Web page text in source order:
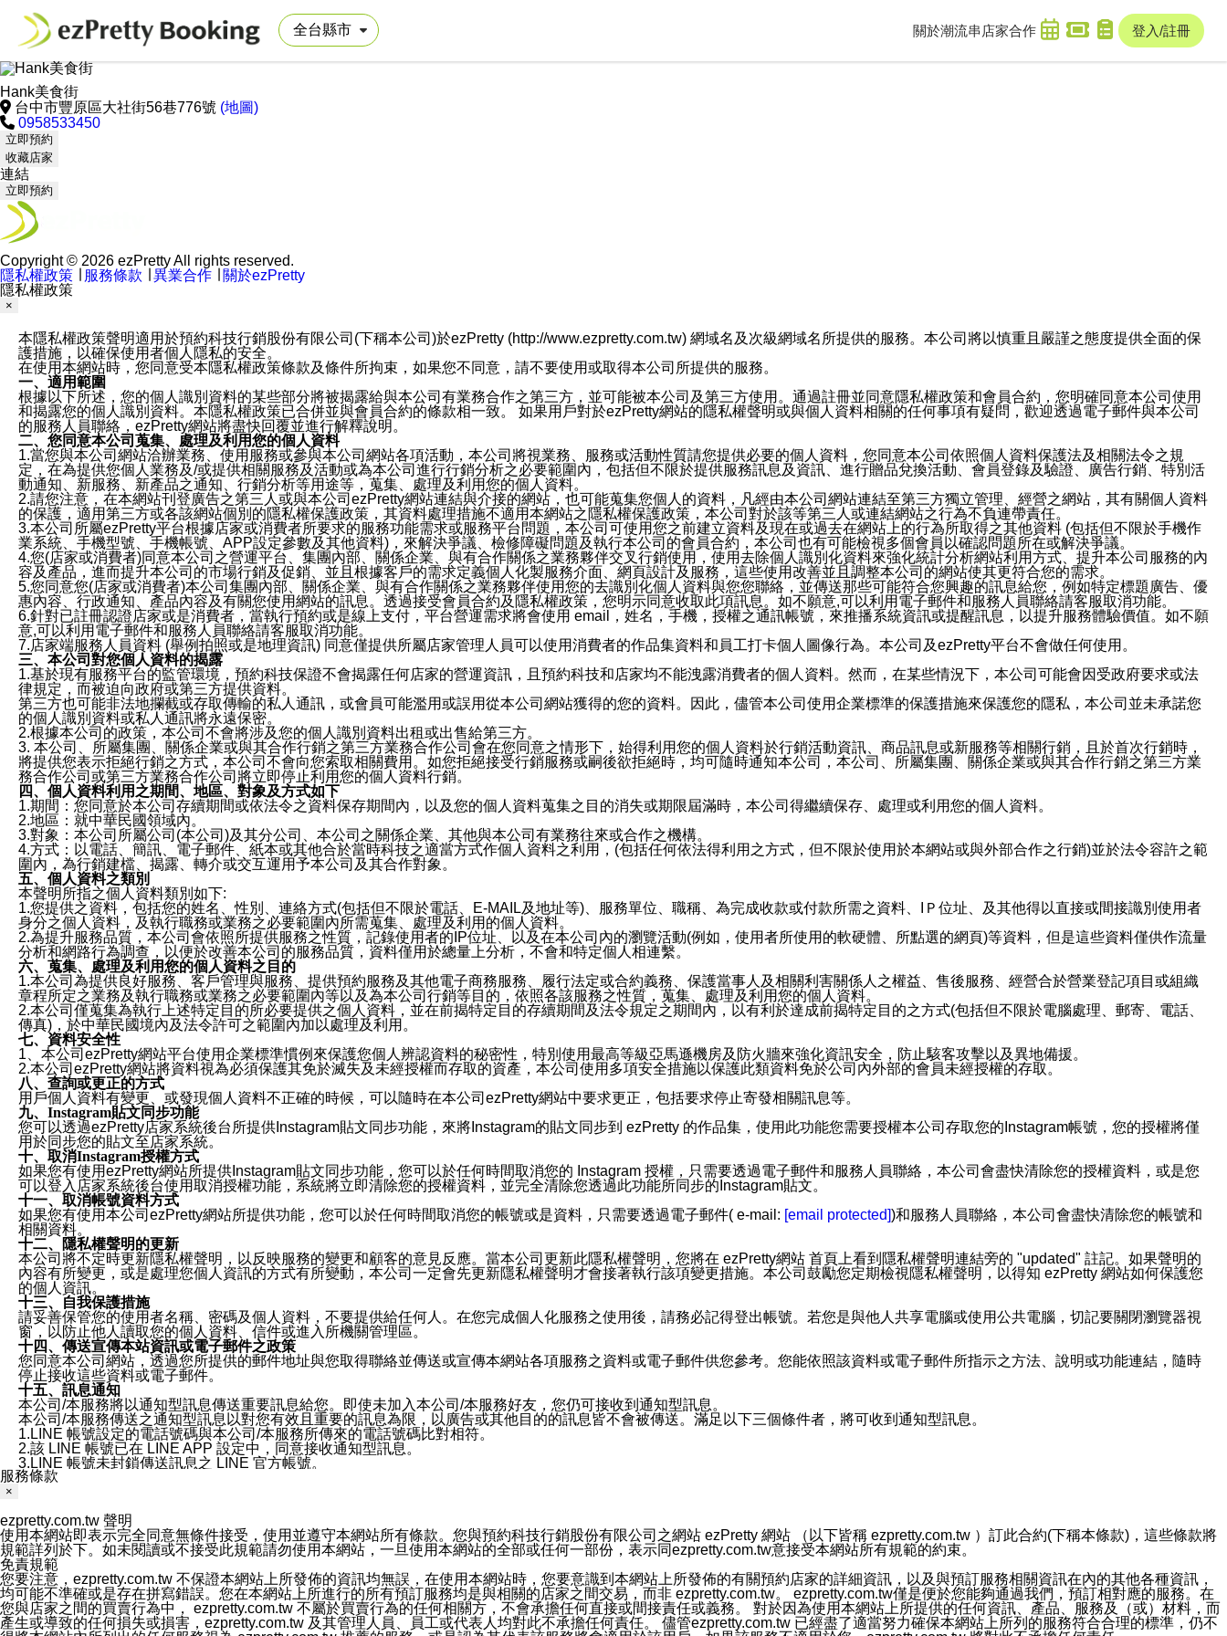
關於潮流串 店家合作 登入/註冊
Hank美食街
台中市豐原區大社街56巷776號 (地圖)
0958533450
立即預約
收藏店家
連結
立即預約
Copyright © 2026 ezPretty All rights reserved.
隱私權政策
服務條款 異業合作
關於ezPretty
隱私權政策
×
本隱私權政策聲明適用於預約科技行銷股份有限公司(下稱本公司)於ezPretty (http://www.ezpretty.com.tw) 網域名及次級網域名所提供的服務。本公司將以慎重且嚴謹之態度提供全面的保
護措施，以確保使用者個人隱私的安全。
在使用本網站時，您同意受本隱私權政策條款及條件所拘束，如果您不同意，請不要使用或取得本公司所提供的服務。
一、適用範圍
根據以下所述，您的個人識別資料的某些部分將被揭露給與本公司有業務合作之第三方，並可能被本公司及第三方使用。通過註冊並同意隱私權政策和會員合約，您明確同意本公司使用
和揭露您的個人識別資料。本隱私權政策已合併並與會員合約的條款相一致。 如果用戶對於ezPretty網站的隱私權聲明或與個人資料相關的任何事項有疑問，歡迎透過電子郵件與本公司
的服務人員聯絡，ezPretty網站將盡快回覆並進行解釋說明。
二、您同意本公司蒐集、處理及利用您的個人資料
1.當您與本公司網站洽辦業務、使用服務或參與本公司網站各項活動，本公司將視業務、服務或活動性質請您提供必要的個人資料，您同意本公司依照個人資料保護法及相關法令之規
定，在為提供您個人業務及/或提供相關服務及活動或為本公司進行行銷分析之必要範圍內，包括但不限於提供服務訊息及資訊、進行贈品兌換活動、會員登錄及驗證、廣告行銷、特別活
動通知、新服務、新產品之通知、行銷分析等用途等，蒐集、處理及利用您的個人資料。
2.請您注意，在本網站刊登廣告之第三人或與本公司ezPretty網站連結與介接的網站，也可能蒐集您個人的資料，凡經由本公司網站連結至第三方獨立管理、經營之網站，其有關個人資料
的保護，適用第三方或各該網站個別的隱私權保護政策，其資料處理措施不適用本網站之隱私權保護政策，本公司對於該等第三人或連結網站之行為不負連帶責任。
3.本公司所屬ezPretty平台根據店家或消費者所要求的服務功能需求或服務平台問題，本公司可使用您之前建立資料及現在或過去在網站上的行為所取得之其他資料 (包括但不限於手機作
業系統、手機型號、手機帳號、APP設定參數及其他資料)，來解決爭議、檢修障礙問題及執行本公司的會員合約，本公司也有可能檢視多個會員以確認問題所在或解決爭議。
4.您(店家或消費者)同意本公司之營運平台、集團內部、關係企業、與有合作關係之業務夥伴交叉行銷使用，使用去除個人識別化資料來強化統計分析網站利用方式、提升本公司服務的內
容及產品，進而提升本公司的市場行銷及促銷、並且根據客戶的需求定義個人化製服務介面、網頁設計及服務，這些使用改善並且調整本公司的網站使其更符合您的需求。
5.您同意您(店家或消費者)本公司集團內部、關係企業、與有合作關係之業務夥伴使用您的去識別化個人資料與您您聯絡，並傳送那些可能符合您興趣的訊息給您，例如特定標題廣告、優
惠內容、行政通知、產品內容及有關您使用網站的訊息。透過接受會員合約及隱私權政策，您明示同意收取此項訊息。如不願意,可以利用電子郵件和服務人員聯絡請客服取消功能。
6.針對已註冊認證店家或是消費者，當執行預約或是線上支付，平台營運需求將會使用 email，姓名，手機，授權之通訊帳號，來推播系統資訊或提醒訊息，以提升服務體驗價值。如不願
意,可以利用電子郵件和服務人員聯絡請客服取消功能。
7.店家端服務人員資料 (舉例拍照或是地理資訊) 同意僅提供所屬店家管理人員可以使用消費者的作品集資料和員工打卡個人圖像行為。本公司及ezPretty平台不會做任何使用。
三、本公司對您個人資料的揭露
1.基於現有服務平台的監管環境，預約科技保證不會揭露任何店家的營運資訊，且預約科技和店家均不能洩露消費者的個人資料。然而，在某些情況下，本公司可能會因受政府要求或法
律規定，而被迫向政府或第三方提供資料。
第三方也可能非法地攔截或存取傳輸的私人通訊，或會員可能濫用或誤用從本公司網站獲得的您的資料。因此，儘管本公司使用企業標準的保護措施來保護您的隱私，本公司並未承諾您
的個人識別資料或私人通訊將永遠保密。
2.根據本公司的政策，本公司不會將涉及您的個人識別資料出租或出售給第三方。
3. 本公司、所屬集團、關係企業或與其合作行銷之第三方業務合作公司會在您同意之情形下，始得利用您的個人資料於行銷活動資訊、商品訊息或新服務等相關行銷，且於首次行銷時，
將提供您表示拒絕行銷之方式，本公司不會向您索取相關費用。如您拒絕接受行銷服務或嗣後欲拒絕時，均可隨時通知本公司，本公司、所屬集團、關係企業或與其合作行銷之第三方業
務合作公司或第三方業務合作公司將立即停止利用您的個人資料行銷。
四、個人資料利用之期間、地區、對象及方式如下
1.期間：您同意於本公司存續期間或依法令之資料保存期間內，以及您的個人資料蒐集之目的消失或期限屆滿時，本公司得繼續保存、處理或利用您的個人資料。
2.地區：就中華民國領域內。
3.對象：本公司所屬公司(本公司)及其分公司、本公司之關係企業、其他與本公司有業務往來或合作之機構。
4.方式：以電話、簡訊、電子郵件、紙本或其他合於當時科技之適當方式作個人資料之利用，(包括任何依法得利用之方式，但不限於使用於本網站或與外部合作之行銷)並於法令容許之範
圍內，為行銷建檔、揭露、轉介或交互運用予本公司及其合作對象。
五、個人資料之類別
本聲明所指之個人資料類別如下:
1.您提供之資料，包括您的姓名、性別、連絡方式(包括但不限於電話、E-MAIL及地址等)、服務單位、職稱、為完成收款或付款所需之資料、IＰ位址、及其他得以直接或間接識別使用者
身分之個人資料，及執行職務或業務之必要範圍內所需蒐集、處理及利用的個人資料。
2.為提升服務品質，本公司會依照所提供服務之性質，記錄使用者的IP位址、以及在本公司內的瀏覽活動(例如，使用者所使用的軟硬體、所點選的網頁)等資料，但是這些資料僅供作流量
分析和網路行為調查，以便於改善本公司的服務品質，資料僅用於總量上分析，不會和特定個人相連繫。
六、蒐集、處理及利用您的個人資料之目的
1.本公司為提供良好服務、客戶管理與服務、提供預約服務及其他電子商務服務、履行法定或合約義務、保護當事人及相關利害關係人之權益、售後服務、經營合於營業登記項目或組織
章程所定之業務及執行職務或業務之必要範圍內等以及為本公司行銷等目的，依照各該服務之性質，蒐集、處理及利用您的個人資料。
2.本公司僅蒐集為執行上述特定目的所必要提供之個人資料，並在前揭特定目的存續期間及法令規定之期間內，以有利於達成前揭特定目的之方式(包括但不限於電腦處理、郵寄、電話、
傳真)，於中華民國境內及法令許可之範圍內加以處理及利用。
七、資料安全性
1、本公司ezPretty網站平台使用企業標準慣例來保護您個人辨認資料的秘密性，特別使用最高等級亞馬遜機房及防火牆來強化資訊安全，防止駭客攻擊以及異地備援。
2.本公司ezPretty網站將資料視為必須保護其免於滅失及未經授權而存取的資產，本公司使用多項安全措施以保護此類資料免於公司內外部的會員未經授權的存取。
八、查詢或更正的方式
用戶個人資料有變更、或發現個人資料不正確的時候，可以隨時在本公司ezPretty網站中要求更正，包括要求停止寄發相關訊息等。
九、Instagram貼文同步功能
您可以透過ezPretty店家系統後台所提供Instagram貼文同步功能，來將Instagram的貼文同步到 ezPretty 的作品集，使用此功能您需要授權本公司存取您的Instagram帳號，您的授權將僅
用於同步您的貼文至店家系統。
十、取消Instagram授權方式
如果您有使用ezPretty網站所提供Instagram貼文同步功能，您可以於任何時間取消您的 Instagram 授權，只需要透過電子郵件和服務人員聯絡，本公司會盡快清除您的授權資料，或是您
可以登入店家系統後台使用取消授權功能，系統將立即清除您的授權資料，並完全清除您透過此功能所同步的Instagram貼文。
十一、取消帳號資料方式
如果您有使用本公司ezPretty網站所提供功能，您可以於任何時間取消您的帳號或是資料，只需要透過電子郵件( e-mail: [email protected])和服務人員聯絡，本公司會盡快清除您的帳號和
相關資料。
十二、隱私權聲明的更新
本公司將不定時更新隱私權聲明，以反映服務的變更和顧客的意見反應。當本公司更新此隱私權聲明，您將在 ezPretty網站 首頁上看到隱私權聲明連結旁的 "updated" 註記。如果聲明的
內容有所變更，或是處理您個人資訊的方式有所變動，本公司一定會先更新隱私權聲明才會接著執行該項變更措施。本公司鼓勵您定期檢視隱私權聲明，以得知 ezPretty 網站如何保護您
的個人資訊。
十三、自我保護措施
請妥善保管您的使用者名稱、密碼及個人資料，不要提供給任何人。在您完成個人化服務之使用後，請務必記得登出帳號。若您是與他人共享電腦或使用公共電腦，切記要關閉瀏覽器視
窗，以防止他人讀取您的個人資料、信件或進入所機關管理區。
十四、傳送宣傳本站資訊或電子郵件之政策
您同意本公司網站，透過您所提供的郵件地址與您取得聯絡並傳送或宣傳本網站各項服務之資料或電子郵件供您參考。您能依照該資料或電子郵件所指示之方法、說明或功能連結，隨時
停止接收這些資料或電子郵件。
十五、訊息通知
本公司/本服務將以通知型訊息傳送重要訊息給您。即使未加入本公司/本服務好友，您仍可接收到通知型訊息。
本公司/本服務傳送之通知型訊息以對您有效且重要的訊息為限，以廣告或其他目的的訊息皆不會被傳送。滿足以下三個條件者，將可收到通知型訊息。
1.LINE 帳號設定的電話號碼與本公司/本服務所傳來的電話號碼比對相符。
2.該 LINE 帳號已在 LINE APP 設定中，同意接收通知型訊息。
3.LINE 帳號未封鎖傳送訊息之 LINE 官方帳號。
欲變更通知型訊息的設定，操作如下：
3.點選「提供使用資料」
4.點選「LINE通知型訊息」
5.開關「接收LINE通知型訊息」
❗️關閉「接收通知型訊息」後，將不會接收到來自任何企業官方帳號或認證官方帳號的通知型訊息。
服務條款
×
ezpretty.com.tw 聲明
使用本網站即表示完全同意無條件接受，使用並遵守本網站所有條款。您與預約科技行銷股份有限公司之網站 ezPretty 網站 （以下皆稱 ezpretty.com.tw ）訂此合約(下稱本條款)，這些條款將
規範詳列於下。如未閱讀或不接受此規範請勿使用本網站，一旦使用本網站的全部或任何一部份，表示同ezpretty.com.tw意接受本網站所有規範的約束。
免責規範
您要注意，ezpretty.com.tw 不保證本網站上所發佈的資訊均無誤，在使用本網站時，您要意識到本網站上所發佈的有關預約店家的詳細資訊，以及與預訂服務相關資訊在內的其他各種資訊，
均可能不準確或是存在拼寫錯誤。您在本網站上所進行的所有預訂服務均是與相關的店家之間交易，而非 ezpretty.com.tw。 ezpretty.com.tw僅是便於您能夠通過我們，預訂相對應的服務。在
您與店家之間的買賣行為中， ezpretty.com.tw 不屬於買賣行為的任何相關方，不會承擔任何直接或間接責任或義務。 對於因為使用本網站上所提供的任何資訊、產品、服務及（或）材料，而
產生或導致的任何損失或損害，ezpretty.com.tw 及其管理人員、員工或代表人均對此不承擔任何責任。 儘管ezpretty.com.tw 已經盡了適當努力確保本網站上所列的服務符合合理的標準，仍不